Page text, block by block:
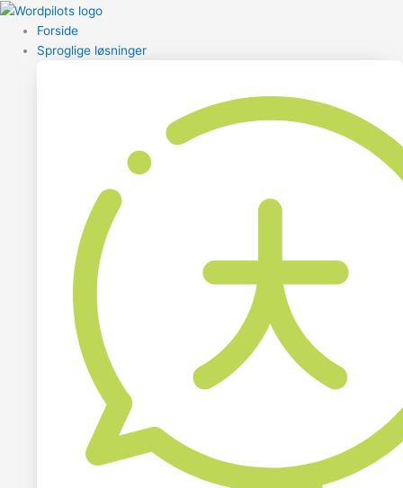
Forside
Sproglige løsninger